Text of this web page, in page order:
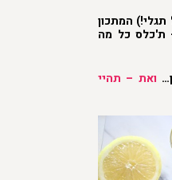
המתכון
ת'כלס כל מה
ואת – תהיי